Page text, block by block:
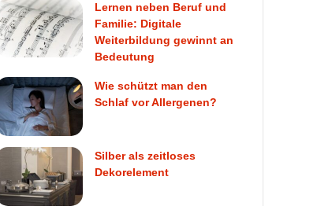
Lernen neben Beruf und
Familie: Digitale
Weiterbildung gewinnt an
Bedeutung
Wie schützt man den
Schlaf vor Allergenen?
Silber als zeitloses
Dekorelement